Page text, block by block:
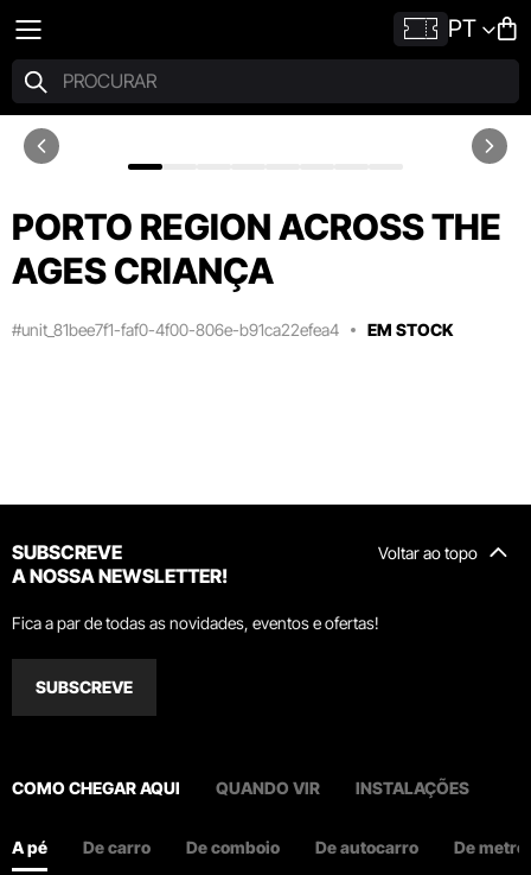
PT
PORTO REGION ACROSS THE
AGES CRIANÇA
#unit_81bee7f1-faf0-4f00-806e-b91ca22efea4 EM STOCK
Voltar ao topo
SUBSCREVE
A NOSSA NEWSLETTER!
Fica a par de todas as novidades, eventos e ofertas!
SUBSCREVE
COMO CHEGAR AQUI QUANDO VIR INSTALAÇÕES
A pé De carro De comboio De autocarro De metro